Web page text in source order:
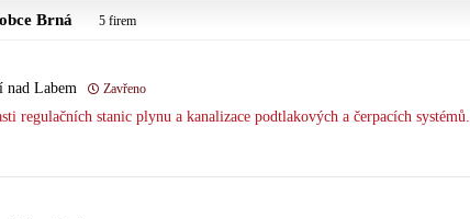
Brná 5 firem
nad Labem Zavřeno
regulačních stanic plynu a kanalizace podtlakových a čerpacích systémů.